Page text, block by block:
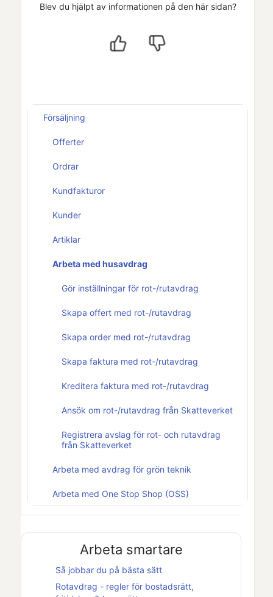
Blev du hjälpt av informationen på den här sidan?
Försäljning
Offerter
Ordrar
Kundfakturor
Kunder
Artiklar
Arbeta med husavdrag
Gör inställningar för rot-/rutavdrag
Skapa offert med rot-/rutavdrag
Skapa order med rot-/rutavdrag
Skapa faktura med rot-/rutavdrag
Kreditera faktura med rot-/rutavdrag
Ansök om rot-/rutavdrag från Skatteverket
Registrera avslag för rot- och rutavdrag
från Skatteverket
Arbeta med avdrag för grön teknik
Arbeta med One Stop Shop (OSS)
Arbeta smartare
Så jobbar du på bästa sätt
Rotavdrag - regler för bostadsrätt,